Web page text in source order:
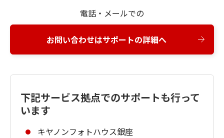
電話・メールでの
お問い合わせはサポートの詳細へ
下記サービス拠点でのサポートも行って
います
キヤノンフォトハウス銀座